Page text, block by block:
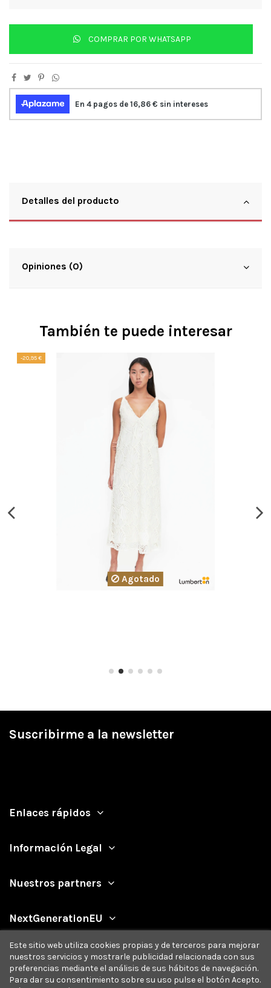
COMPRAR POR WHATSAPP
Detalles del producto
Opiniones (0)
También te puede interesar
-20,95 €
Agotado
Suscribirme a la newsletter
Enlaces rápidos
Información Legal
Nuestros partners
NextGenerationEU
Este sitio web utiliza cookies propias y de terceros para mejorar
nuestros servicios y mostrarle publicidad relacionada con sus
preferencias mediante el análisis de sus hábitos de navegación.
Para dar su consentimiento sobre su uso pulse el botón Acepto.